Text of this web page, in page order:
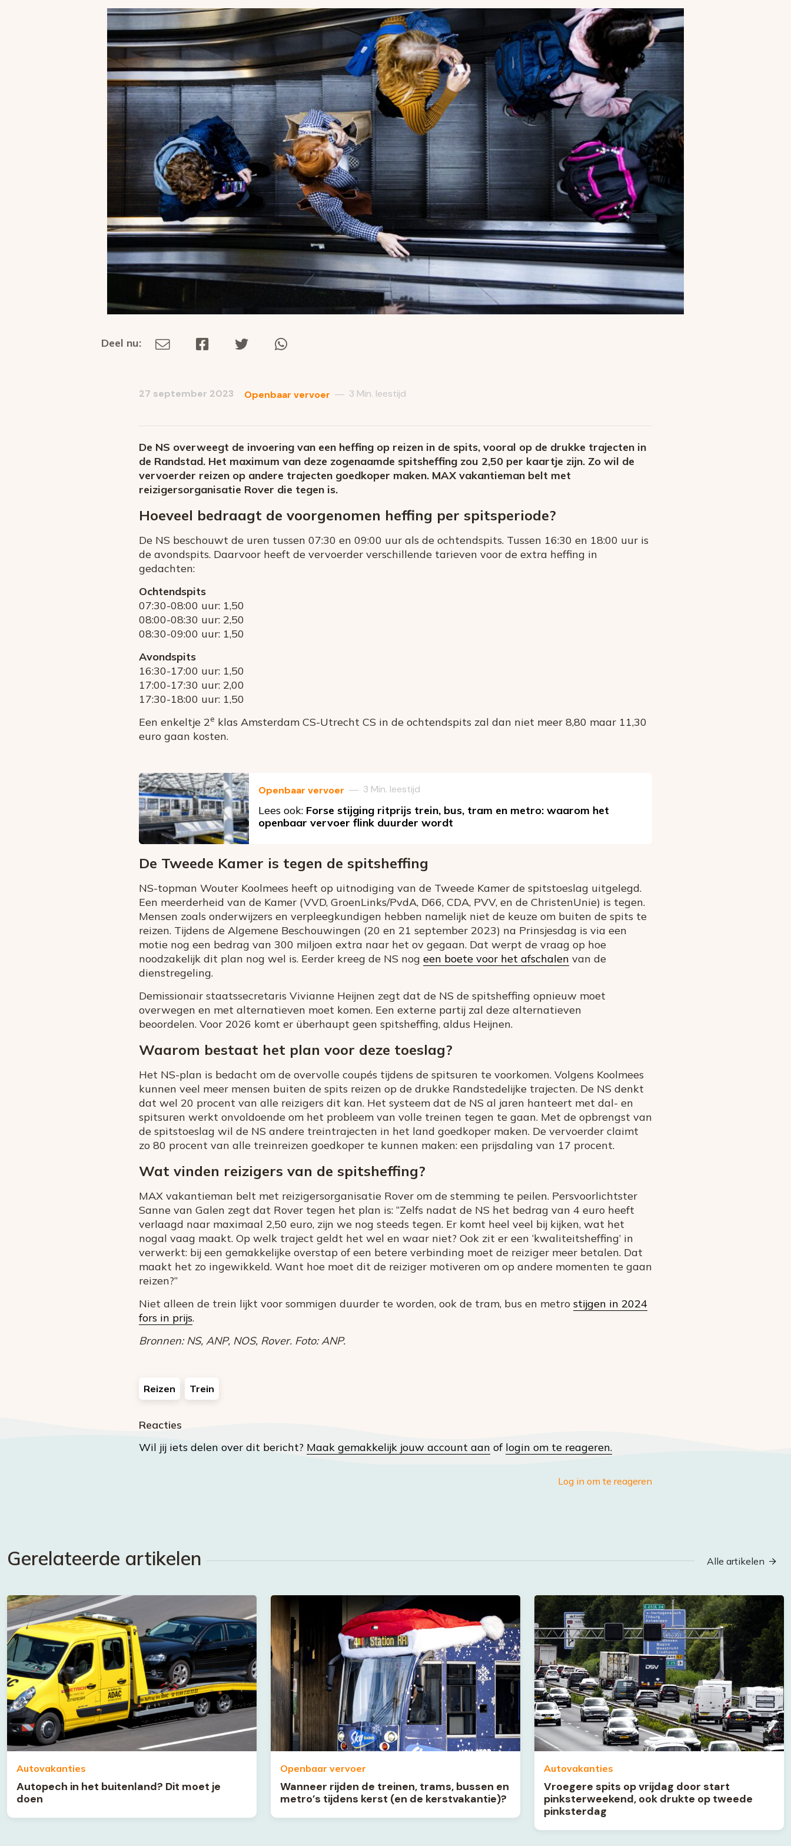
Deel
Deel nu:
mail
27 september 2023 Openbaar vervoer — 3 Min. leestijd
De NS overweegt de invoering van een heffing op reizen in de spits, vooral op de drukke trajecten in
de Randstad. Het maximum van deze zogenaamde spitsheffing zou 2,50 per kaartje zijn. Zo wil de
vervoerder reizen op andere trajecten goedkoper maken. MAX vakantieman belt met
reizigersorganisatie Rover die tegen is.
Hoeveel bedraagt de voorgenomen heffing per spitsperiode?
De NS beschouwt de uren tussen 07:30 en 09:00 uur als de ochtendspits. Tussen 16:30 en 18:00 uur is
de avondspits. Daarvoor heeft de vervoerder verschillende tarieven voor de extra heffing in
gedachten:
Ochtendspits
07:30-08:00 uur: 1,50
08:00-08:30 uur: 2,50
08:30-09:00 uur: 1,50
Avondspits
16:30-17:00 uur: 1,50
17:00-17:30 uur: 2,00
17:30-18:00 uur: 1,50
Een enkeltje 2e klas Amsterdam CS-Utrecht CS in de ochtendspits zal dan niet meer 8,80 maar 11,30
euro gaan kosten.
Openbaar vervoer — 3 Min. leestijd
Lees ook: Forse stijging ritprijs trein, bus, tram en metro: waarom het
openbaar vervoer flink duurder wordt
De Tweede Kamer is tegen de spitsheffing
NS-topman Wouter Koolmees heeft op uitnodiging van de Tweede Kamer de spitstoeslag uitgelegd.
Een meerderheid van de Kamer (VVD, GroenLinks/PvdA, D66, CDA, PVV, en de ChristenUnie) is tegen.
Mensen zoals onderwijzers en verpleegkundigen hebben namelijk niet de keuze om buiten de spits te
reizen. Tijdens de Algemene Beschouwingen (20 en 21 september 2023) na Prinsjesdag is via een
motie nog een bedrag van 300 miljoen extra naar het ov gegaan. Dat werpt de vraag op hoe
noodzakelijk dit plan nog wel is. Eerder kreeg de NS nog een boete voor het afschalen van de
dienstregeling.
Demissionair staatssecretaris Vivianne Heijnen zegt dat de NS de spitsheffing opnieuw moet
overwegen en met alternatieven moet komen. Een externe partij zal deze alternatieven
beoordelen. Voor 2026 komt er überhaupt geen spitsheffing, aldus Heijnen.
Waarom bestaat het plan voor deze toeslag?
Het NS-plan is bedacht om de overvolle coupés tijdens de spitsuren te voorkomen. Volgens Koolmees
kunnen veel meer mensen buiten de spits reizen op de drukke Randstedelijke trajecten. De NS denkt
dat wel 20 procent van alle reizigers dit kan. Het systeem dat de NS al jaren hanteert met dal- en
spitsuren werkt onvoldoende om het probleem van volle treinen tegen te gaan. Met de opbrengst van
de spitstoeslag wil de NS andere treintrajecten in het land goedkoper maken. De vervoerder claimt
zo 80 procent van alle treinreizen goedkoper te kunnen maken: een prijsdaling van 17 procent.
Wat vinden reizigers van de spitsheffing?
MAX vakantieman belt met reizigersorganisatie Rover om de stemming te peilen. Persvoorlichtster
Sanne van Galen zegt dat Rover tegen het plan is: “Zelfs nadat de NS het bedrag van 4 euro heeft
verlaagd naar maximaal 2,50 euro, zijn we nog steeds tegen. Er komt heel veel bij kijken, wat het
nogal vaag maakt. Op welk traject geldt het wel en waar niet? Ook zit er een ‘kwaliteitsheffing’ in
verwerkt: bij een gemakkelijke overstap of een betere verbinding moet de reiziger meer betalen. Dat
maakt het zo ingewikkeld. Want hoe moet dit de reiziger motiveren om op andere momenten te gaan
reizen?”
Niet alleen de trein lijkt voor sommigen duurder te worden, ook de tram, bus en metro stijgen in 2024
fors in prijs.
Bronnen: NS, ANP, NOS, Rover. Foto: ANP.
Reizen Trein
Reacties
Wil jij iets delen over dit bericht? Maak gemakkelijk jouw account aan of login om te reageren.
Log in om te reageren
Gerelateerde artikelen Alle artikelen
Autovakanties
Autopech in het buitenland? Dit moet je
doen
Openbaar vervoer
Wanneer rijden de treinen, trams, bussen en
metro’s tijdens kerst (en de kerstvakantie)?
Autovakanties
Vroegere spits op vrijdag door start
pinksterweekend, ook drukte op tweede
pinksterdag